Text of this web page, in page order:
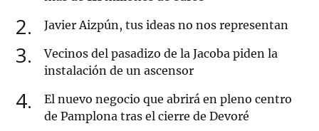
2 Javier Aizpún, tus ideas no nos representan
3
Vecinos del pasadizo de la Jacoba piden la
instalación de un ascensor
4
El nuevo negocio que abrirá en pleno centro
de Pamplona tras el cierre de Devoré